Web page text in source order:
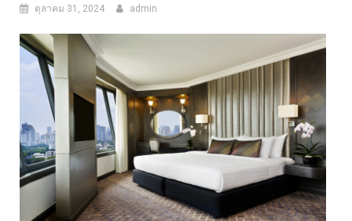
ตุลาคม 31, 2024 admin